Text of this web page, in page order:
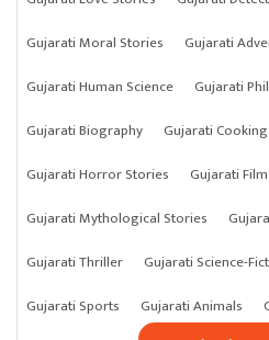
Gujarati Moral Stories
Gujarati
Gujarati Human Science
Gujarati
Gujarati Biography
Gujarati
Gujarati Horror Stories
Gujarati
Gujarati Mythological Stories
Gujarati Thriller
Gujarati Science-
Gujarati Sports
Gujarati Animals